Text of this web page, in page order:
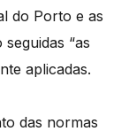
do Porto e as
“as
aplicadas.
das normas